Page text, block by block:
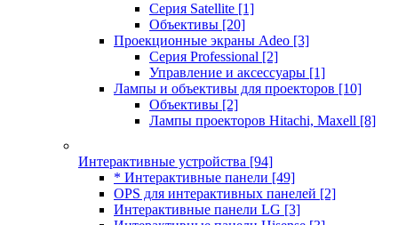
Серия Satellite [1]
Объективы [20]
Проекционные экраны Adeo [3]
Серия Professional [2]
Управление и аксессуары [1]
Лампы и объективы для проекторов [10]
Объективы [2]
Лампы проекторов Hitachi, Maxell [8]
Интерактивные устройства [94]
* Интерактивные панели [49]
OPS для интерактивных панелей [2]
Интерактивные панели LG [3]